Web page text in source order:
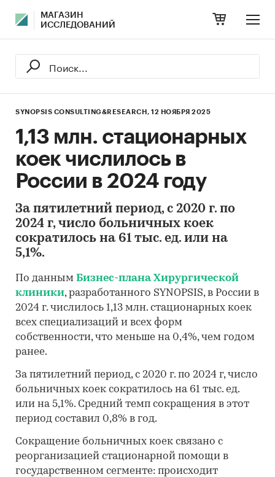
МАГАЗИН
ИССЛЕДОВАНИЙ
SYNOPSIS CONSULTING&RESEARCH, 12 НОЯБРЯ 2025
1,13 млн. стационарных
коек числилось в
России в 2024 году
За пятилетний период, с 2020 г. по
2024 г, число больничных коек
сократилось на 61 тыс. ед. или на
5,1%.
По данным Бизнес-плана Хирургической
клиники, разработанного SYNOPSIS, в России в
2024 г. числилось 1,13 млн. стационарных коек
всех специализаций и всех форм
собственности, что меньше на 0,4%, чем годом
ранее.
За пятилетний период, с 2020 г. по 2024 г, число
больничных коек сократилось на 61 тыс. ед.
или на 5,1%. Средний темп сокращения в этот
период составил 0,8% в год.
Сокращение больничных коек связано с
реорганизацией стационарной помощи в
государственном сегменте: происходит